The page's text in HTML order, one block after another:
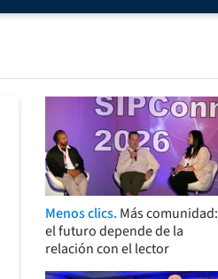
Menos clics. Más comunidad:
el futuro depende de la
relación con el lector